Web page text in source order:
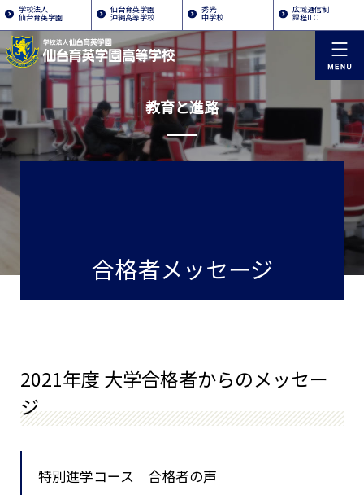
学校法人
仙台育英学園
仙台育英学園
沖縄高等学校
秀光
中学校
広域通信制
課程ILC
教育と進路
合格者メッセージ
2021年度 大学合格者からのメッセー
ジ
特別進学コース 合格者の声